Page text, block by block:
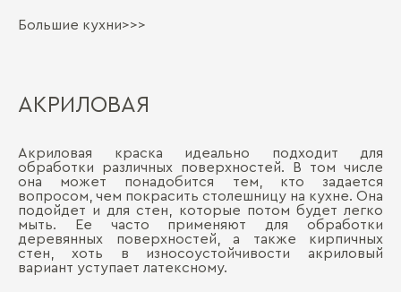
Большие кухни>>>
АКРИЛОВАЯ
Акриловая краска идеально подходит для
обработки различных поверхностей. В том числе
она может понадобится тем, кто задается
вопросом, чем покрасить столешницу на кухне. Она
подойдет и для стен, которые потом будет легко
мыть. Ее часто применяют для обработки
деревянных поверхностей, а также кирпичных
стен, хоть в износоустойчивости акриловый
вариант уступает латексному.